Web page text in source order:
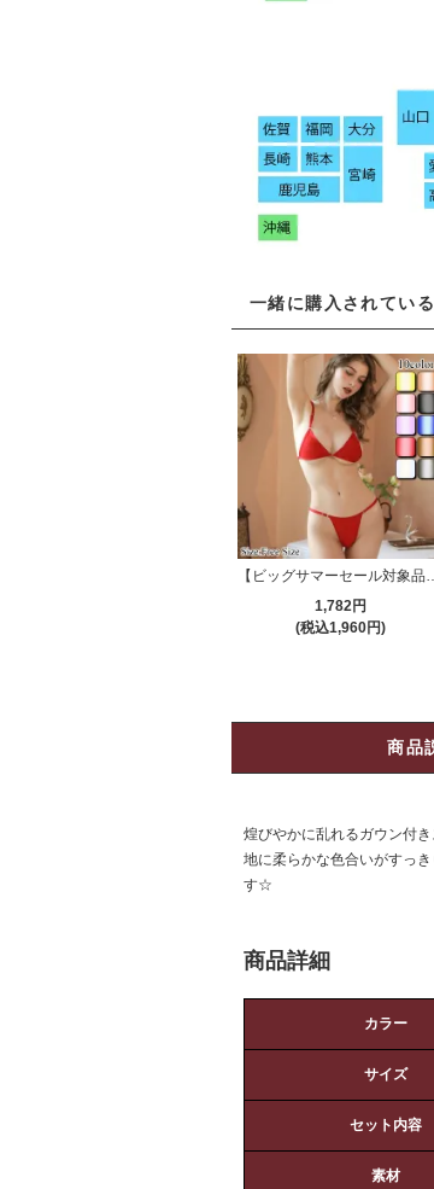
一緒に購入されてい
1,782円
(税込1,960円)
商品
煌びやかに乱れるガウン付
地に柔らかな色合いがすっ
す☆
商品詳細
カラー
サイズ
セット内容
素材